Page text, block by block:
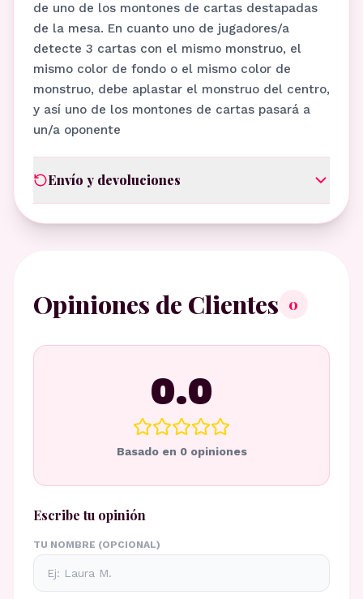
de uno de los montones de cartas destapadas
de la mesa. En cuanto uno de jugadores/a
detecte 3 cartas con el mismo monstruo, el
mismo color de fondo o el mismo color de
monstruo, debe aplastar el monstruo del centro,
y así uno de los montones de cartas pasará a
un/a oponente
Envío y devoluciones
Opiniones de Clientes 0
0.0
Basado en 0opiniones
Escribe tu opinión
TU NOMBRE (OPCIONAL)